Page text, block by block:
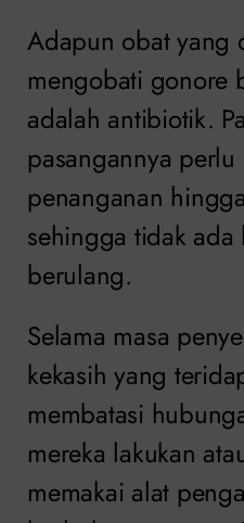
Adapun obat yang
mengobati gonore
adalah antibiotik.
pasangannya
penanganan
sehingga tidak
berulang.
Selama masa
kekasih yang
membatasi
mereka lakukan
memakai alat